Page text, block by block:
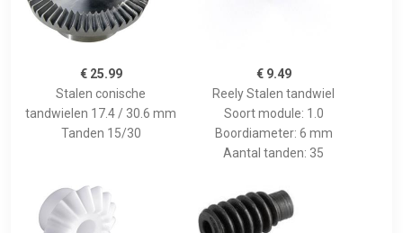
€ 25.99
Stalen conische
tandwielen 17.4 / 30.6 mm
Tanden 15/30
€ 9.49
Reely Stalen tandwiel
Soort module: 1.0
Boordiameter: 6 mm
Aantal tanden: 35